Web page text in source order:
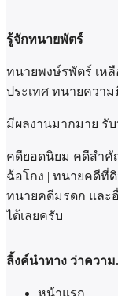
รู้จักทนายพัตร์
ทนายพงษ์รพัตร์ เห
ประเทศ ทนายควา
มีผลงานมากมาย รั
คดียอดนิยม คดีสำคั
ฉ้อโกง | ทนายคดีที่
ทนายคดีมรดก และ
ได้เลยครับ
ลิ้งค์นำทาง ว่าความ